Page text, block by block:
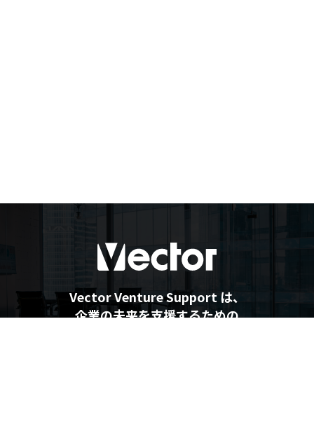
Vector Venture Support は、
企業の未来を支援するための